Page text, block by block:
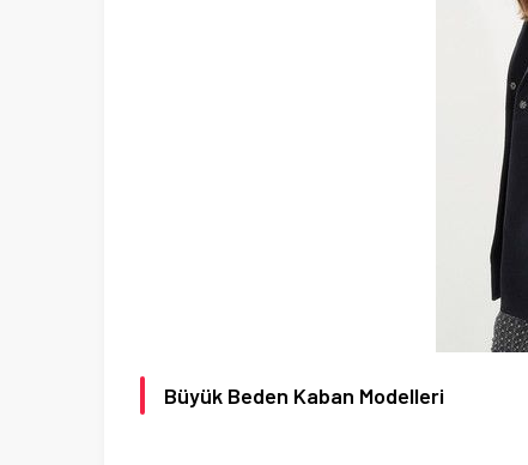
Büyük Beden Kaban Modelleri